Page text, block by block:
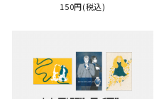
150円(税込)